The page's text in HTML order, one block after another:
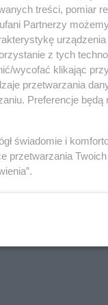
treści, pomiar
Partnerzy
z tych
wycofać klikając
przetwarzania
Preferencje będą
świadomie i
przetwarzania